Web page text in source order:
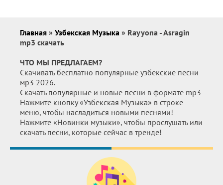
Главная » Узбекская Музыка » Rayyona - Asragin
mp3 скачать
ЧТО МЫ ПРЕДЛАГАЕМ?
Скачивать бесплатно популярные узбекские песни
мр3 2026.
Скачать популярные и новые песни в формате mp3
Нажмите кнопку «Узбекская Музыка» в строке
меню, чтобы насладиться новыми песнями!
Нажмите «Новинки музыки», чтобы прослушать или
скачать песни, которые сейчас в тренде!